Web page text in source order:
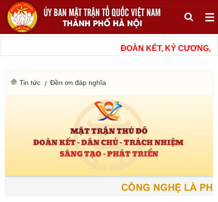
ĐOÀN KẾT, KỶ CƯƠNG,
Tin tức Đền ơn đáp nghĩa
CÔNG NGHỆ LÀ